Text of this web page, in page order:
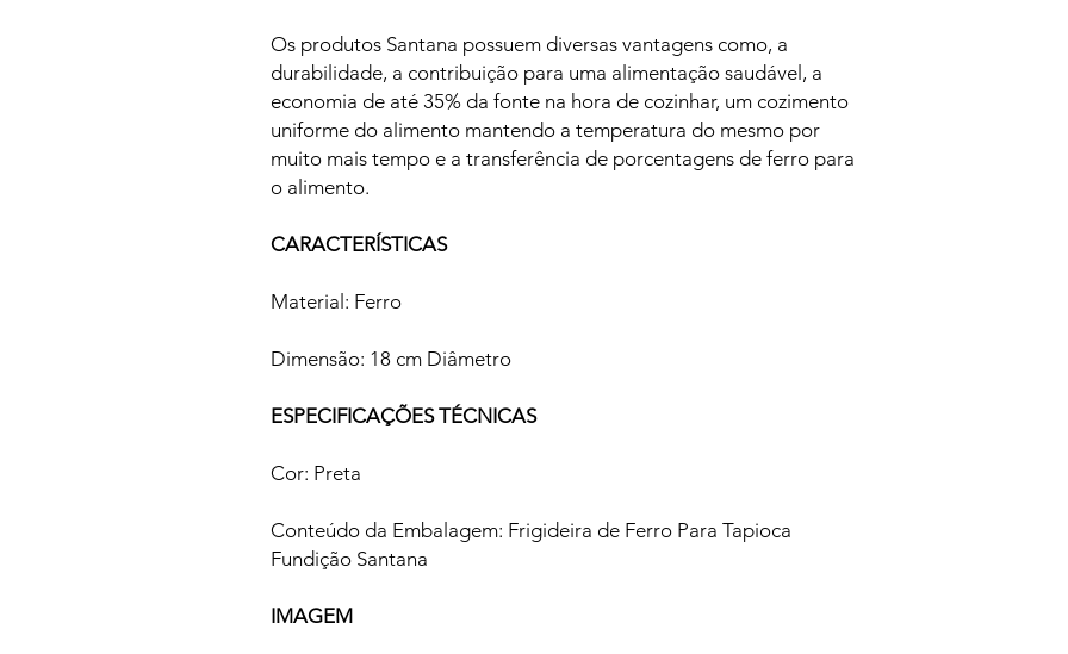
Os produtos Santana possuem diversas vantagens como, a
durabilidade, a contribuição para uma alimentação saudável, a
economia de até 35% da fonte na hora de cozinhar, um cozimento
uniforme do alimento mantendo a temperatura do mesmo por
muito mais tempo e a transferência de porcentagens de ferro para
o alimento.
CARACTERÍSTICAS
Material: Ferro
Dimensão: 18 cm Diâmetro
ESPECIFICAÇÕES TÉCNICAS
Cor: Preta
Conteúdo da Embalagem: Frigideira de Ferro Para Tapioca
Fundição Santana
IMAGEM